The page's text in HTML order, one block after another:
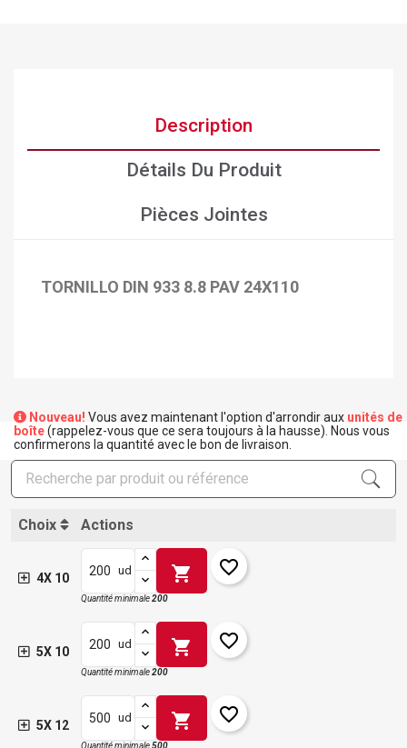
Description
Détails Du Produit
Pièces Jointes
TORNILLO DIN 933 8.8 PAV 24X110
Nouveau! Vous avez maintenant l'option d'arrondir aux unités de
boîte(rappelez-vous que ce sera toujours à la hausse). Nous vous
confirmerons la quantité avec le bon de livraison.
Choix Actions
4X 10
ud shopping_cart favorite_border
Quantité minimale200
5X 10
ud shopping_cart favorite_border
Quantité minimale200
5X 12
ud shopping_cart favorite_border
Quantité minimale500